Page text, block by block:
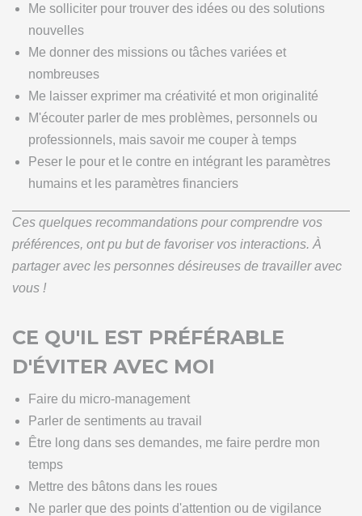
Me solliciter pour trouver des idées ou des solutions
nouvelles
Me donner des missions ou tâches variées et
nombreuses
Me laisser exprimer ma créativité et mon originalité
M'écouter parler de mes problèmes, personnels ou
professionnels, mais savoir me couper à temps
Peser le pour et le contre en intégrant les paramètres
humains et les paramètres financiers
Ces quelques recommandations pour comprendre vos
préférences, ont pu but de favoriser vos interactions. À
partager avec les personnes désireuses de travailler avec
vous !
CE QU'IL EST PRÉFÉRABLE
D'ÉVITER AVEC MOI
Faire du micro-management
Parler de sentiments au travail
Être long dans ses demandes, me faire perdre mon
temps
Mettre des bâtons dans les roues
Ne parler que des points d'attention ou de vigilance